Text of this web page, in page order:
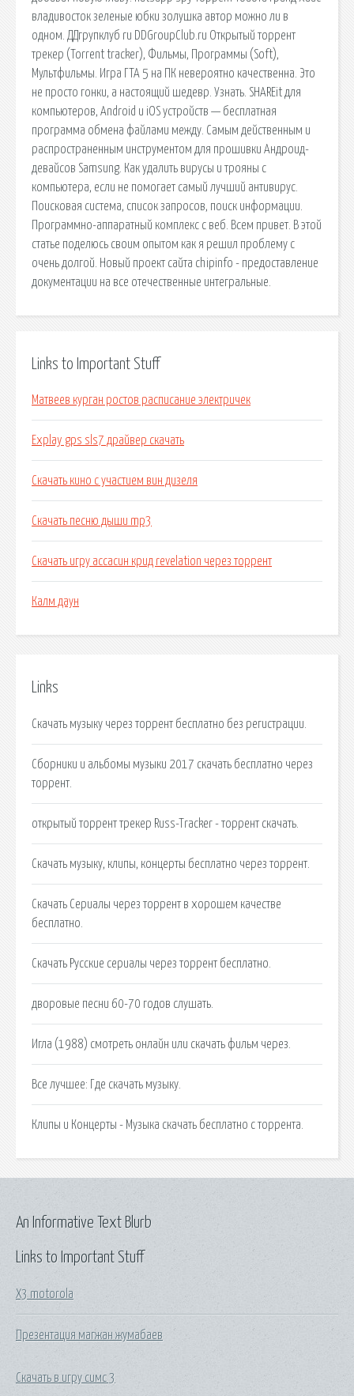
владивосток зеленые юбки золушка автор можно ли в
одном. ДДгрупклуб ru DDGroupClub.ru Открытый торрент
трекер (Torrent tracker), Фильмы, Программы (Soft),
Мультфильмы. Игра ГТА 5 на ПК невероятно качественна. Это
не просто гонки, а настоящий шедевр. Узнать. SHAREit для
компьютеров, Android и iOS устройств — бесплатная
программа обмена файлами между. Самым действенным и
распространенным инструментом для прошивки Андроид-
девайсов Samsung. Как удалить вирусы и трояны с
компьютера, если не помогает самый лучший антивирус.
Поисковая сиcтема, список запросов, поиск информации.
Программно-аппаратный комплекс с веб. Всем привет. В этой
статье поделюсь своим опытом как я решил проблему с
очень долгой. Новый проект сайта chipinfo - предоставление
документации на все отечественные интегральные.
Links to Important Stuff
Матвеев курган ростов расписание электричек
Explay gps sls7 драйвер скачать
Скачать кино с участием вин дизеля
Скачать песню дыши mp3
Скачать игру ассасин крид revelation через торрент
Калм даун
Links
Скачать музыку через торрент бесплатно без регистрации.
Сборники и альбомы музыки 2017 скачать бесплатно через
торрент.
открытый торрент трекер Russ-Tracker - торрент скачать.
Скачать музыку, клипы, концерты бесплатно через торрент.
Скачать Сериалы через торрент в хорошем качестве
бесплатно.
Скачать Русские сериалы через торрент бесплатно.
дворовые песни 60-70 годов слушать.
Игла (1988) смотреть онлайн или скачать фильм через.
Все лучшее: Где скачать музыку.
Клипы и Концерты - Музыка скачать бесплатно с торрента.
Links to Important Stuff
X3 motorola
Презентация магжан жумабаев
Скачать в игру симс 3
An Informative Text Blurb